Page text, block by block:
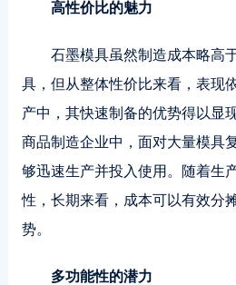
高性价比的魅力
石墨模具虽然制造成本略高
具，但从整体性价比来看，表现
产中，其快速制备的优势得以显
商品制造企业中，面对大量模具
够迅速生产并投入使用。随着生
性，长期来看，成本可以有效分
势。
多功能性的潜力